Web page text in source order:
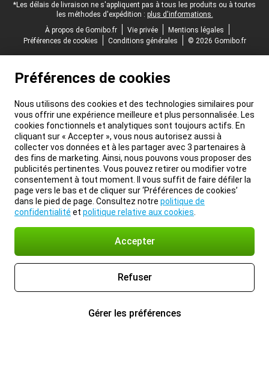
*Les délais de livraison ne s'appliquent pas à tous les produits ou à toutes
les méthodes d'expédition : plus d'informations.
À propos de Gomibo.fr
Vie privée
Mentions légales
Préférences de cookies
Conditions générales © 2026 Gomibo.fr
Préférences de cookies
Nous utilisons des cookies et des technologies similaires pour
vous offrir une expérience meilleure et plus personnalisée. Les
cookies fonctionnels et analytiques sont toujours actifs. En
cliquant sur « Accepter », vous nous autorisez aussi à
collecter vos données et à les partager avec 3 partenaires à
des fins de marketing. Ainsi, nous pouvons vous proposer des
publicités pertinentes. Vous pouvez retirer ou modifier votre
consentement à tout moment. Il vous suffit de faire défiler la
page vers le bas et de cliquer sur ‘Préférences de cookies’
dans le pied de page. Consultez notre politique de
confidentialité et politique relative aux cookies
Accepter
Refuser
Gérer les préférences